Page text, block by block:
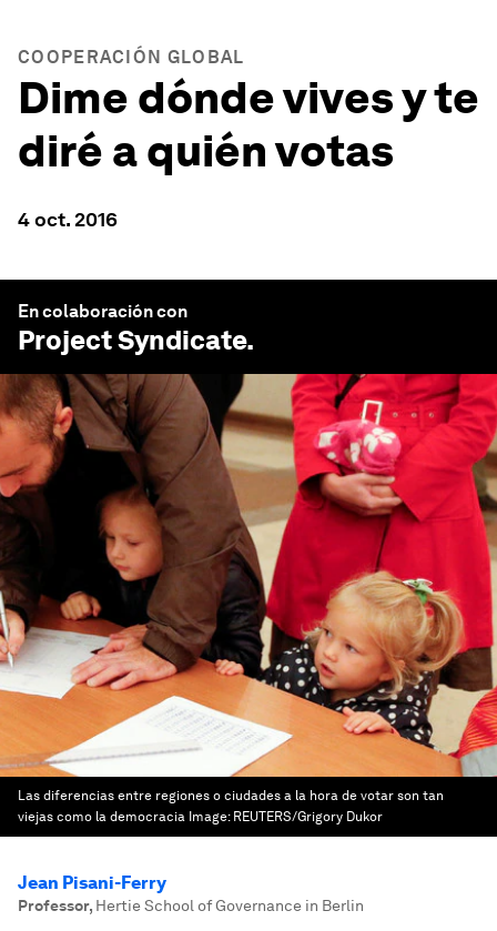
COOPERACIÓN GLOBAL
Dime dónde vives y te
diré a quién votas
4 oct. 2016
En colaboración con
Project Syndicate.
Las diferencias entre regiones o ciudades a la hora de votar son tan
viejas como la democracia Image: REUTERS/Grigory Dukor
Jean Pisani-Ferry
Professor, Hertie School of Governance in Berlin